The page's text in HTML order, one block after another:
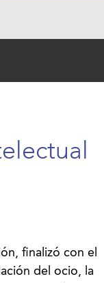
finalizó con el
del ocio, la